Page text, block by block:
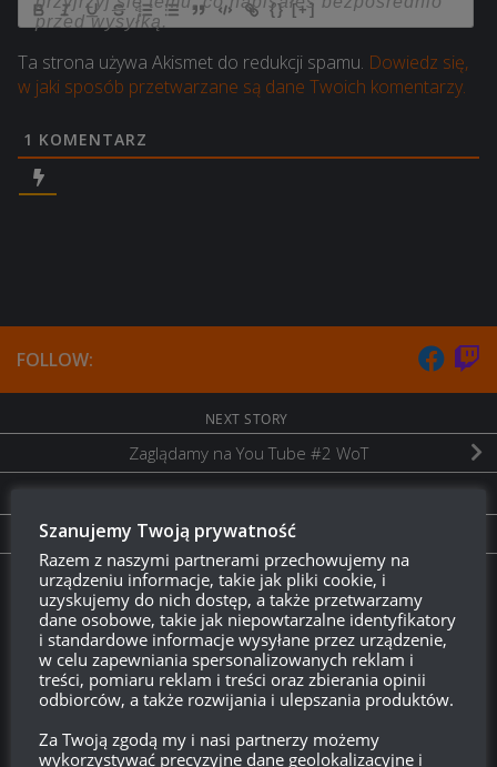
{} [+]
Ta strona używa Akismet do redukcji spamu. Dowiedz się,
w jaki sposób przetwarzane są dane Twoich komentarzy.
1 KOMENTARZ
FOLLOW:
NEXT STORY
Zaglądamy na You Tube #2 WoT
Q&A 13-09-15
Twitch.tv - Zurugula
Szanujemy Twoją prywatność
Razem z naszymi partnerami przechowujemy na
urządzeniu informacje, takie jak pliki cookie, i
uzyskujemy do nich dostęp, a także przetwarzamy
dane osobowe, takie jak niepowtarzalne identyfikatory
i standardowe informacje wysyłane przez urządzenie,
w celu zapewniania spersonalizowanych reklam i
treści, pomiaru reklam i treści oraz zbierania opinii
odbiorców, a także rozwijania i ulepszania produktów.
Za Twoją zgodą my i nasi partnerzy możemy
wykorzystywać precyzyjne dane geolokalizacyjne i